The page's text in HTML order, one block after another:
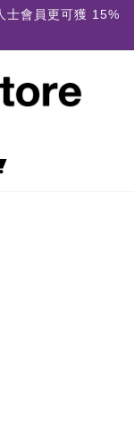
士會員更可獲 15%